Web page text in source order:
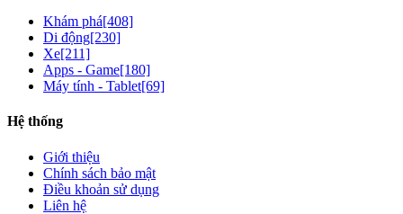
Khám phá[408]
Di động[230]
Xe[211]
Apps - Game[180]
Máy tính - Tablet[69]
Hệ thống
Giới thiệu
Chính sách bảo mật
Điều khoản sử dụng
Liên hệ